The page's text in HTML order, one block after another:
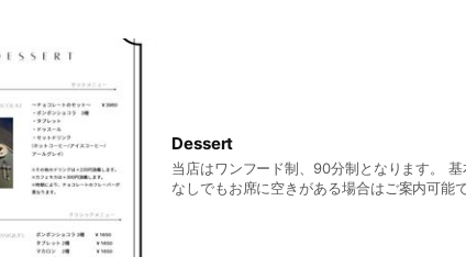
Dessert
当店はワンフード制、90分制となります。
なしでもお席に空きがある場合はご案内可能